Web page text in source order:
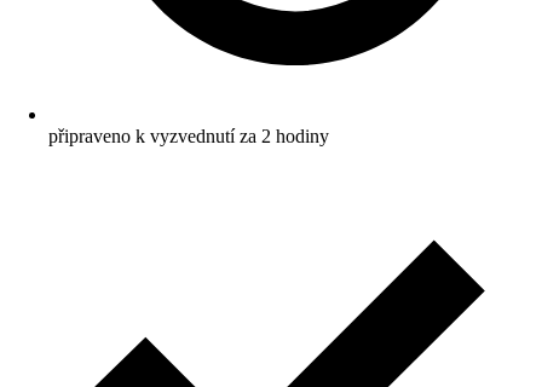
připraveno k vyzvednutí za 2 hodiny